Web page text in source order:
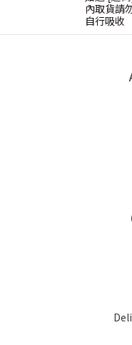
內取貨請
自行吸收